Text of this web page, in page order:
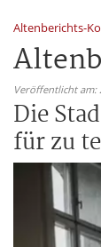
Altenberichts-
Veröffentlicht am:
Die
für zu